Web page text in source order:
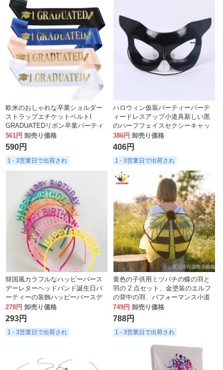
欧米のおしゃれな卒業ショルダー
ストラップエチケットベルトI
GRADUATEDリボン卒業パーティ
ー卒業ベルト
561円 卸売り価格
590円
1 - 3営業日で出荷され
ハロウィン仮装パーティーパーテ
ィードレスアップ小道具新しい黒
のハーフフェイスセクシーキャッ
トウーマン美容マスク
386円 卸売り価格
406円
1 - 3営業日で出荷され
韓国風カラフルなハッピーバース
デーレターヘッドバンド誕生日パ
ーティーの装飾ハッピーバースデ
ー誕生日帽子頭飾り
278円 卸売り価格
293円
1 - 3営業日で出荷され
黄色の子供用ミツバチの蝶の羽と
羽の 2 点セット、金塗装のエルフ
の背中の羽、パフォーマンス小道
具
749円 卸売り価格
788円
1 - 3営業日で出荷され